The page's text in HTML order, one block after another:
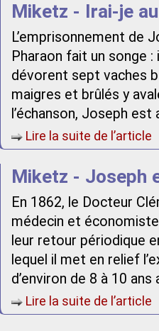
Miketz - Irai-je
L’emprisonnement de
Pharaon fait un songe
dévorent sept vaches
maigres et brûlés y
l’échanson, Joseph est
Lire la suite de l’article
Miketz - Joseph
En 1862, le Docteur
médecin et
leur retour périodique
lequel il met en relief
d’environ de 8 à 10
Lire la suite de l’article